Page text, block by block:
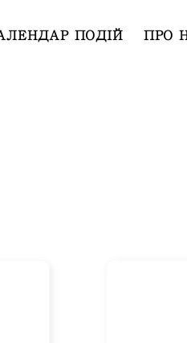
ПОДІЙ ПРО